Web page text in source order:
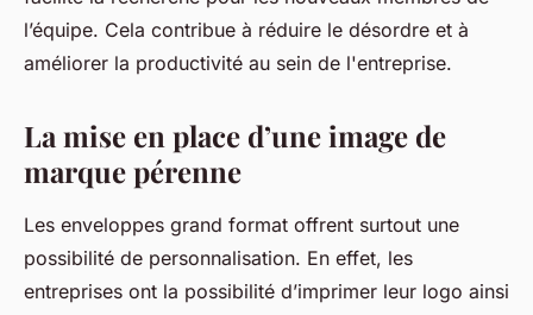
l’équipe. Cela contribue à réduire le désordre et à
améliorer la productivité au sein de l'entreprise.
La mise en place d’une image de
marque pérenne
Les enveloppes grand format offrent surtout une
possibilité de personnalisation. En effet, les
entreprises ont la possibilité d’imprimer leur logo ainsi